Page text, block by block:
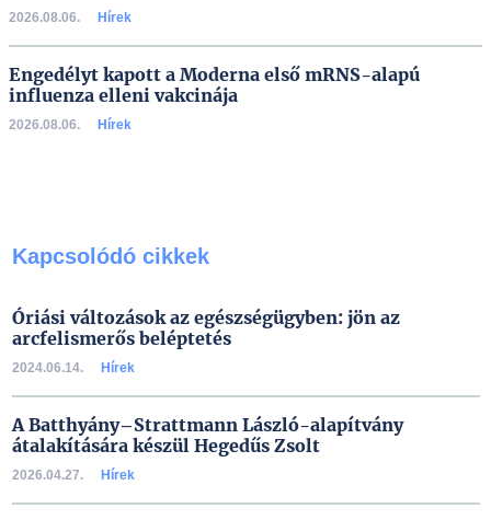
2026.08.06. Hírek
Engedélyt kapott a Moderna első mRNS-alapú
influenza elleni vakcinája
2026.08.06. Hírek
Kapcsolódó cikkek
Óriási változások az egészségügyben: jön az
arcfelismerős beléptetés
2024.06.14. Hírek
A Batthyány–Strattmann László-alapítvány
átalakítására készül Hegedűs Zsolt
2026.04.27. Hírek